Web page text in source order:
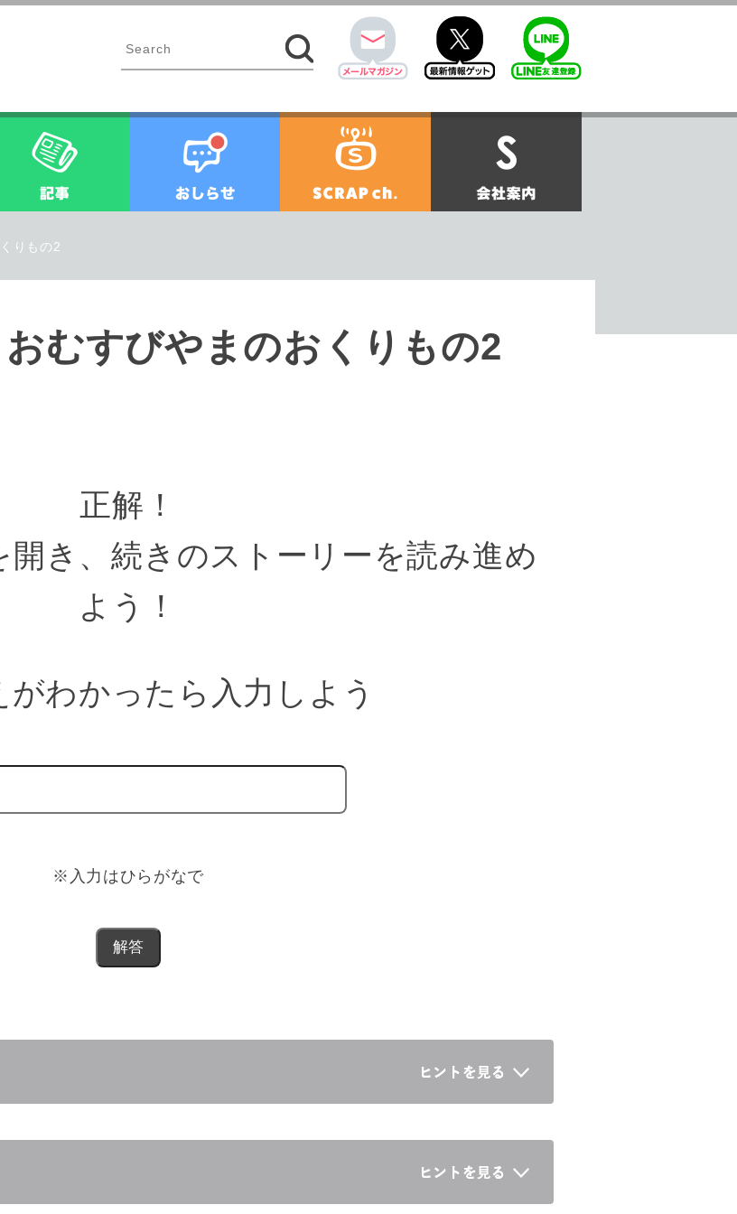
twitter
ント 記事 お知らせ 会社案内
りもの2
むすびやまのおくりもの2
正解！
き、続きのストーリーを読み進め
よう！
がわかったら入力しよう
※入力はひらがなで